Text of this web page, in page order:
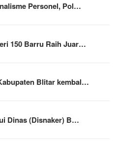
Personel, Pol…
150 Barru Raih Juar…
Blitar kembal…
Dinas (Disnaker) B…